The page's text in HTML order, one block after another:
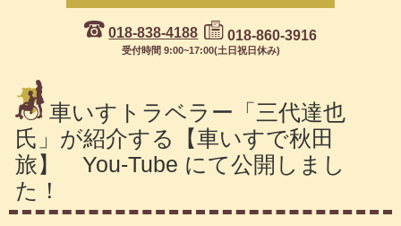
018-838-4188 018-860-3916
受付時間 9:00~17:00(土日祝日休み)
車いすトラベラー「三代達也
氏」が紹介する【車いすで秋田
旅】 You-Tube にて公開しまし
た！